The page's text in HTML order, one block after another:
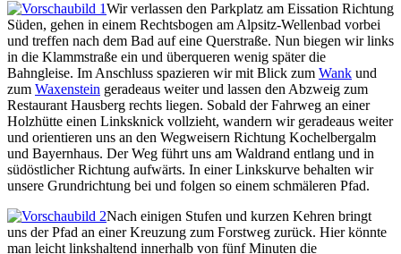
Wir verlassen den Parkplatz am Eissation Richtung
Süden, gehen in einem Rechtsbogen am Alpsitz-Wellenbad vorbei
und treffen nach dem Bad auf eine Querstraße. Nun biegen wir links
in die Klammstraße ein und überqueren wenig später die
Bahngleise. Im Anschluss spazieren wir mit Blick zum Wank und
zum Waxenstein geradeaus weiter und lassen den Abzweig zum
Restaurant Hausberg rechts liegen. Sobald der Fahrweg an einer
Holzhütte einen Linksknick vollzieht, wandern wir geradeaus weiter
und orientieren uns an den Wegweisern Richtung Kochelbergalm
und Bayernhaus. Der Weg führt uns am Waldrand entlang und in
südöstlicher Richtung aufwärts. In einer Linkskurve behalten wir
unsere Grundrichtung bei und folgen so einem schmäleren Pfad.
Nach einigen Stufen und kurzen Kehren bringt
uns der Pfad an einer Kreuzung zum Forstweg zurück. Hier könnte
man leicht linkshaltend innerhalb von fünf Minuten die